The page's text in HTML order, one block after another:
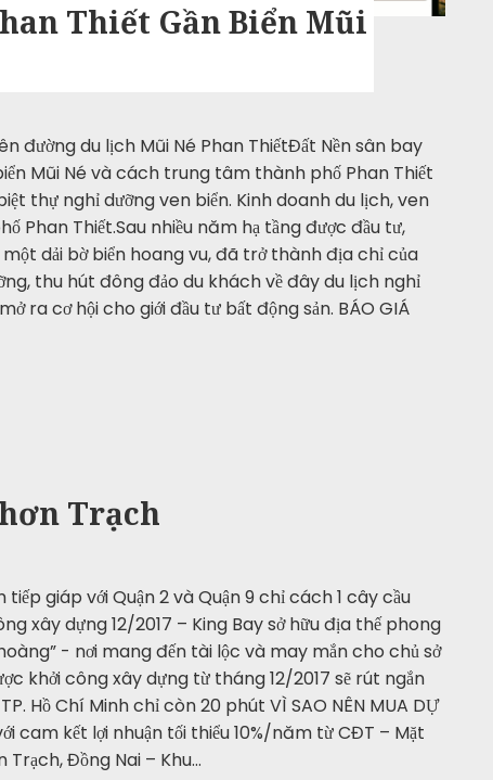
Thiết Gần Biển Mũi
đường du lịch Mũi Né Phan ThiếtĐất Nền sân bay
Mũi Né và cách trung tâm thành phố Phan Thiết
thự nghỉ dưỡng ven biển. Kinh doanh du lịch, ven
Phan Thiết.Sau nhiều năm hạ tầng được đầu tư,
dải bờ biển hoang vu, đã trở thành địa chỉ của
thu hút đông đảo du khách về đây du lịch nghỉ
ra cơ hội cho giới đầu tư bất động sản. BÁO GIÁ
Trạch
tiếp giáp với Quận 2 và Quận 9 chỉ cách 1 cây cầu
xây dựng 12/2017 – King Bay sở hữu địa thế phong
- nơi mang đến tài lộc và may mắn cho chủ sở
khởi công xây dựng từ tháng 12/2017 sẽ rút ngắn
Hồ Chí Minh chỉ còn 20 phút VÌ SAO NÊN MUA DỰ
cam kết lợi nhuận tối thiểu 10%/năm từ CĐT – Mặt
Trạch, Đồng Nai – Khu…